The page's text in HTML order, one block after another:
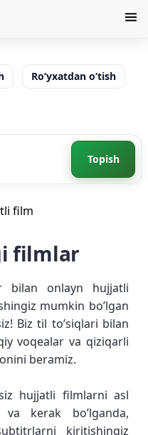
Ro‘yxatdan o‘tish
Topish
film
filmlar
bilan onlayn hujjatli
mumkin bo’lgan
Biz til to’siqlari bilan
voqealar va qiziqarli
beramiz.
hujjatli filmlarni asl
kerak bo’lganda,
kiritishingiz